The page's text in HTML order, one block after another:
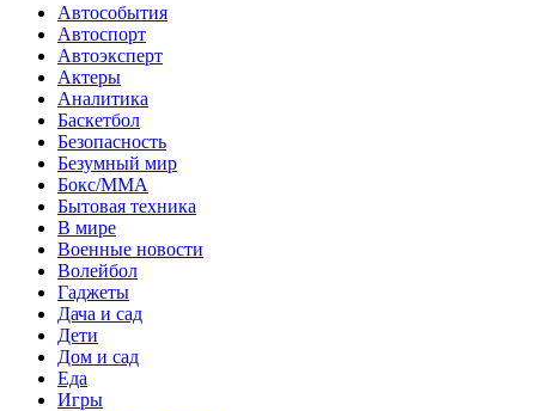
Автособытия
Автоспорт
Автоэксперт
Актеры
Аналитика
Баскетбол
Безопасность
Безумный мир
Бокс/MMA
Бытовая техника
В мире
Военные новости
Волейбол
Гаджеты
Дача и сад
Дети
Дом и сад
Еда
Игры